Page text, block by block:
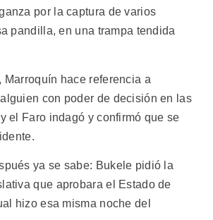
por la captura de varios
pandilla, en una trampa tendida
Marroquín hace referencia a
alguien con poder de decisión en las
el Faro indagó y confirmó que se
ya se sabe: Bukele pidió la
que aprobara el Estado de
hizo esa misma noche del